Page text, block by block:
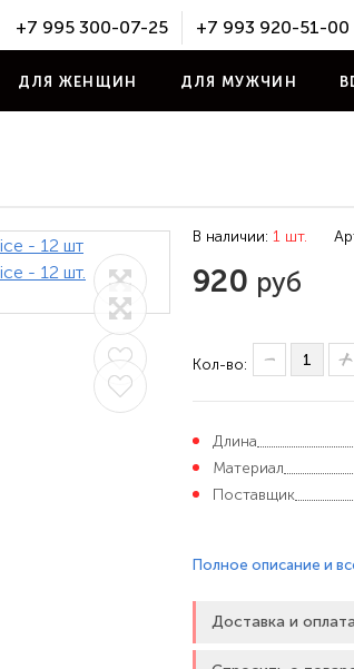
+7 995 300-07-25 +7 993 920-51-00
ДЛЯ ЖЕНЩИН ДЛЯ МУЖЧИН
В наличии: 1 шт.
920 руб
Кол-во:
Длина
Материал
Поставщик
Цветные
Изготовлены из
использованием
Полное описание и
Доставка и оплата